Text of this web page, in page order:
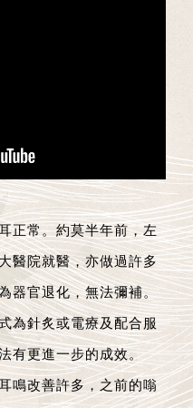
正常。約莫半年前，左
醫院就醫，亦做過許多
器官退化，無法彌補。
為針炙或電療及配合服
有更進一步的成效。
鳴改善許多，之前的嗡